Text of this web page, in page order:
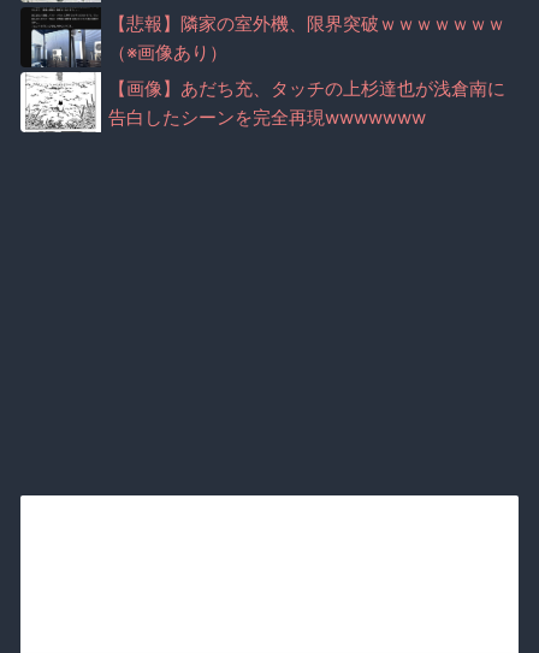
【悲報】隣家の室外機、限界突破ｗｗｗｗｗｗｗ
（※画像あり）
【画像】あだち充、タッチの上杉達也が浅倉南に
告白したシーンを完全再現wwwwwww